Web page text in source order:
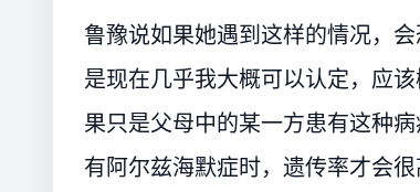
鲁豫说如果她遇到这样的情况，
是现在几乎我大概可以认定，应
果只是父母中的某一方患有这种
有阿尔兹海默症时，遗传率才会很